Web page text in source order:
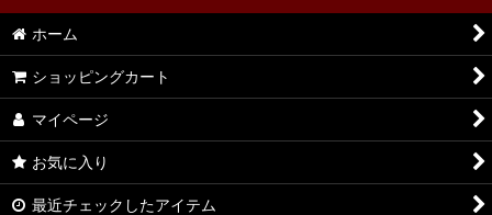
ホーム
ショッピングカート
マイページ
お気に入り
最近チェックしたアイテム